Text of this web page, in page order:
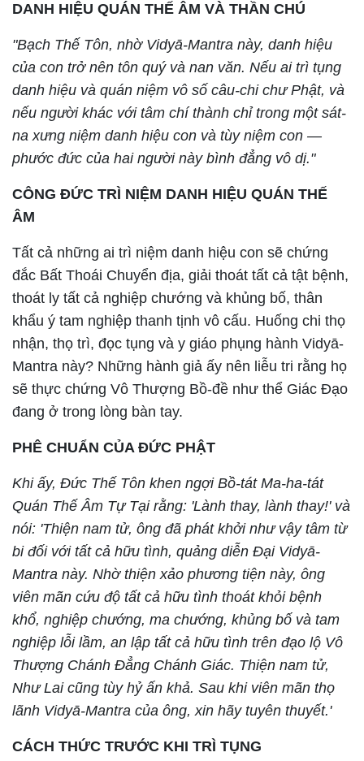
DANH HIỆU QUÁN THẾ ÂM VÀ THẦN CHÚ
"Bạch Thế Tôn, nhờ Vidyā-Mantra này, danh hiệu
của con trở nên tôn quý và nan văn. Nếu ai trì tụng
danh hiệu và quán niệm vô số câu-chi chư Phật, và
nếu người khác với tâm chí thành chỉ trong một sát-
na xưng niệm danh hiệu con và tùy niệm con —
phước đức của hai người này bình đẳng vô dị."
CÔNG ĐỨC TRÌ NIỆM DANH HIỆU QUÁN THẾ
ÂM
Tất cả những ai trì niệm danh hiệu con sẽ chứng
đắc Bất Thoái Chuyển địa, giải thoát tất cả tật bệnh,
thoát ly tất cả nghiệp chướng và khủng bố, thân
khẩu ý tam nghiệp thanh tịnh vô cấu. Huống chi thọ
nhận, thọ trì, đọc tụng và y giáo phụng hành Vidyā-
Mantra này? Những hành giả ấy nên liễu tri rằng họ
sẽ thực chứng Vô Thượng Bồ-đề như thể Giác Đạo
đang ở trong lòng bàn tay.
PHÊ CHUẨN CỦA ĐỨC PHẬT
Khi ấy, Đức Thế Tôn khen ngợi Bồ-tát Ma-ha-tát
Quán Thế Âm Tự Tại rằng: 'Lành thay, lành thay!' và
nói: 'Thiện nam tử, ông đã phát khởi như vậy tâm từ
bi đối với tất cả hữu tình, quảng diễn Đại Vidyā-
Mantra này. Nhờ thiện xảo phương tiện này, ông
viên mãn cứu độ tất cả hữu tình thoát khỏi bệnh
khổ, nghiệp chướng, ma chướng, khủng bố và tam
nghiệp lỗi lầm, an lập tất cả hữu tình trên đạo lộ Vô
Thượng Chánh Đẳng Chánh Giác. Thiện nam tử,
Như Lai cũng tùy hỷ ấn khả. Sau khi viên mãn thọ
lãnh Vidyā-Mantra của ông, xin hãy tuyên thuyết.'
CÁCH THỨC TRƯỚC KHI TRÌ TỤNG